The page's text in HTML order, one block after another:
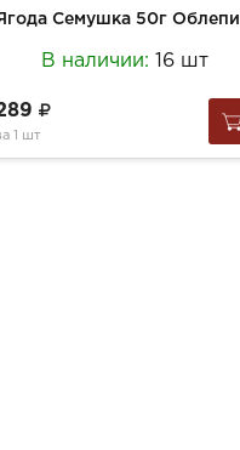
В наличии: 16 шт
1 шт